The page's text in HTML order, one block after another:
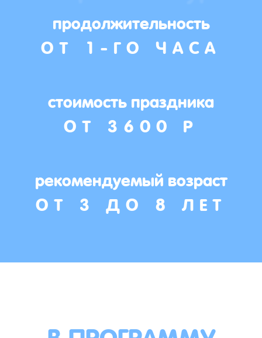
продолжительность
ОТ 1-ГО ЧАСА
стоимость праздника
ОТ 3600 Р
рекомендуемый возраст
ОТ 3 ДО 8 ЛЕТ